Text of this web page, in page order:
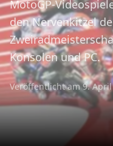
MotoGP-
den Nervenkitzel
Konsolen und PC.
Veröffentlicht am9.